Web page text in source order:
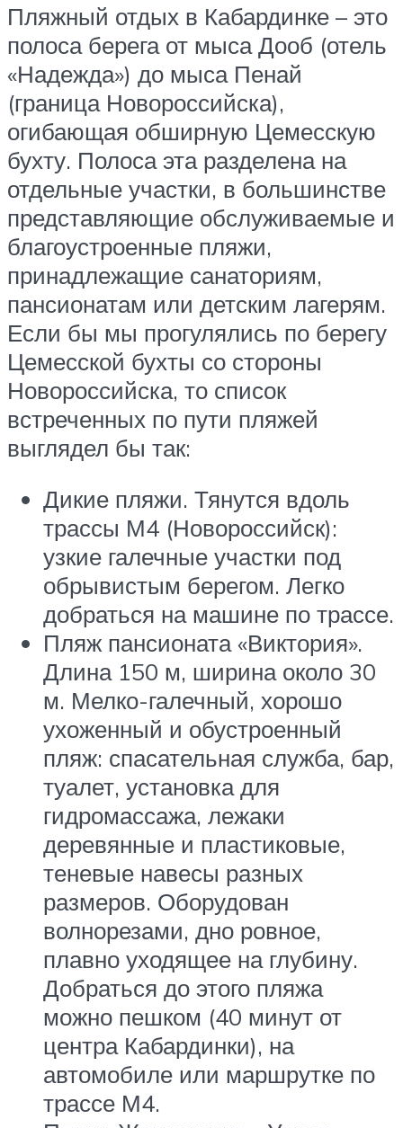
Пляжный отдых в Кабардинке – это
полоса берега от мыса Дооб (отель
«Надежда») до мыса Пенай
(граница Новороссийска),
огибающая обширную Цемесскую
бухту. Полоса эта разделена на
отдельные участки, в большинстве
представляющие обслуживаемые и
благоустроенные пляжи,
принадлежащие санаториям,
пансионатам или детским лагерям.
Если бы мы прогулялись по берегу
Цемесской бухты со стороны
Новороссийска, то список
встреченных по пути пляжей
выглядел бы так:
Дикие пляжи. Тянутся вдоль
трассы М4 (Новороссийск):
узкие галечные участки под
обрывистым берегом. Легко
добраться на машине по трассе.
Пляж пансионата «Виктория».
Длина 150 м, ширина около 30
м. Мелко-галечный, хорошо
ухоженный и обустроенный
пляж: спасательная служба, бар,
туалет, установка для
гидромассажа, лежаки
деревянные и пластиковые,
теневые навесы разных
размеров. Оборудован
волнорезами, дно ровное,
плавно уходящее на глубину.
Добраться до этого пляжа
можно пешком (40 минут от
центра Кабардинки), на
автомобиле или маршрутке по
трассе М4.